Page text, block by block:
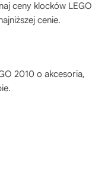
ceny klocków LEGO
cenie.
2010 o akcesoria,